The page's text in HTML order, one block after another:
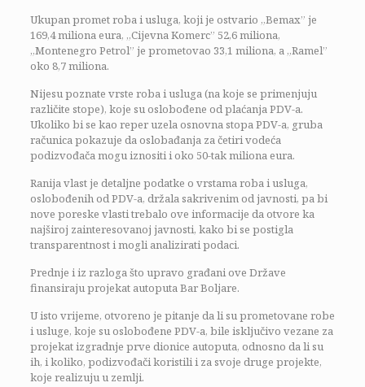
Ukupan promet roba i usluga, koji je ostvario „Bemax” je
169,4 miliona eura, „Cijevna Komerc” 52,6 miliona,
„Montenegro Petrol” je prometovao 33,1 miliona, a „Ramel”
oko 8,7 miliona.
Nijesu poznate vrste roba i usluga (na koje se primenjuju
različite stope), koje su oslobođene od plaćanja PDV-a.
Ukoliko bi se kao reper uzela osnovna stopa PDV-a, gruba
računica pokazuje da oslobađanja za četiri vodeća
podizvođača mogu iznositi i oko 50-tak miliona eura.
Ranija vlast je detaljne podatke o vrstama roba i usluga,
oslobođenih od PDV-a, držala sakrivenim od javnosti, pa bi
nove poreske vlasti trebalo ove informacije da otvore ka
najširoj zainteresovanoj javnosti, kako bi se postigla
transparentnost i mogli analizirati podaci.
Prednje i iz razloga što upravo građani ove Države
finansiraju projekat autoputa Bar Boljare.
U isto vrijeme, otvoreno je pitanje da li su prometovane robe
i usluge, koje su oslobođene PDV-a, bile isključivo vezane za
projekat izgradnje prve dionice autoputa, odnosno da li su
ih, i koliko, podizvođači koristili i za svoje druge projekte,
koje realizuju u zemlji.